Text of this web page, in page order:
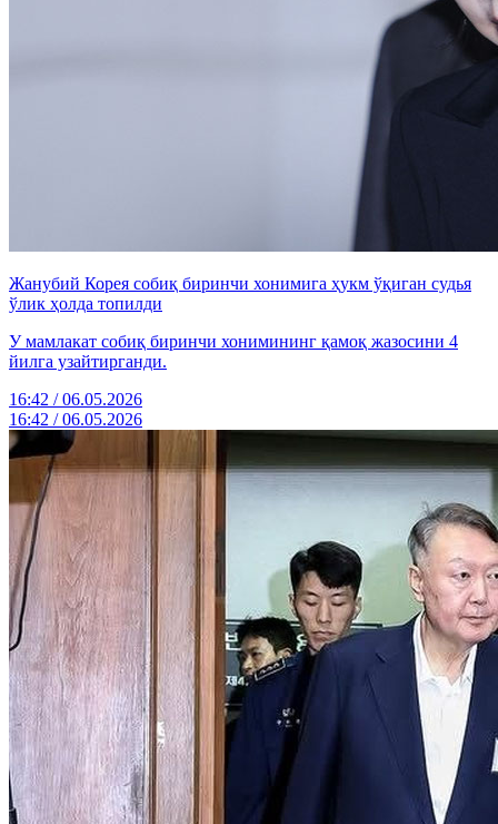
Жанубий Корея собиқ биринчи хонимига ҳукм ўқиган судья
ўлик ҳолда топилди
У мамлакат собиқ биринчи хонимининг қамоқ жазосини 4
йилга узайтирганди.
16:42 / 06.05.2026
16:42 / 06.05.2026